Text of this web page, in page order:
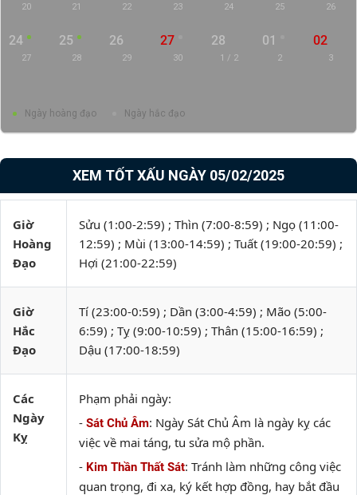
20 21 22 23 24 25 26
24
27
25
28
26
29
27
30
28
1 / 2
01
2
02
3
Ngày hoàng đạo Ngày hắc đạo
XEM TỐT XẤU NGÀY 05/02/2025
Giờ
Hoàng
Đạo
Sửu (1:00-2:59) ; Thìn (7:00-8:59) ; Ngọ (11:00-
12:59) ; Mùi (13:00-14:59) ; Tuất (19:00-20:59) ;
Hợi (21:00-22:59)
Giờ
Hắc
Đạo
Tí (23:00-0:59) ; Dần (3:00-4:59) ; Mão (5:00-
6:59) ; Tỵ (9:00-10:59) ; Thân (15:00-16:59) ;
Dậu (17:00-18:59)
Các
Ngày
Kỵ
Phạm phải ngày:
- Sát Chủ Âm: Ngày Sát Chủ Âm là ngày kỵ các
việc về mai táng, tu sửa mộ phần.
- Kim Thần Thất Sát: Tránh làm những công việc
quan trọng, đi xa, ký kết hợp đồng, hay bắt đầu